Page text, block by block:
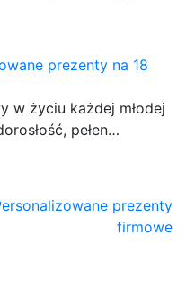
prezenty na 18
w życiu każdej młodej
pełen…
prezenty
firmowe